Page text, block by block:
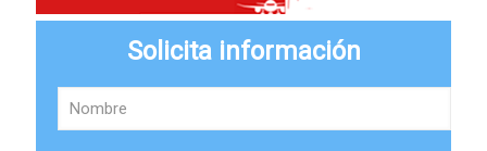
Solicita información